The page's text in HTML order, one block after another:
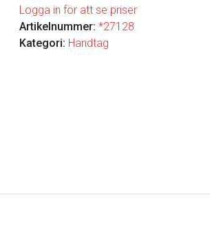
Logga in för att se priser
Artikelnummer: *27128
Kategori: Handtag